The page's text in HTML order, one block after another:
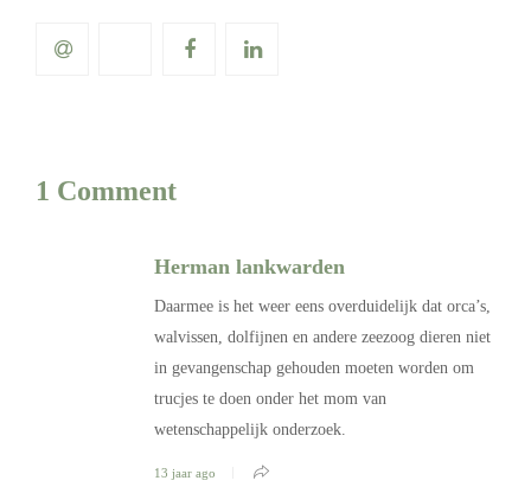
1 Comment
Herman lankwarden
Daarmee is het weer eens overduidelijk dat orca’s,
walvissen, dolfijnen en andere zeezoog dieren niet
in gevangenschap gehouden moeten worden om
trucjes te doen onder het mom van
wetenschappelijk onderzoek.
13 jaar ago